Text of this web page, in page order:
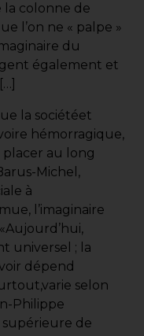
la colonne de
l’on ne « palpe »
du
également et
la sociétéet
hémorragique,
placer au long
Michel,
à
l’imaginaire
universel ; la
dépend
selon
Philippe
supérieure de